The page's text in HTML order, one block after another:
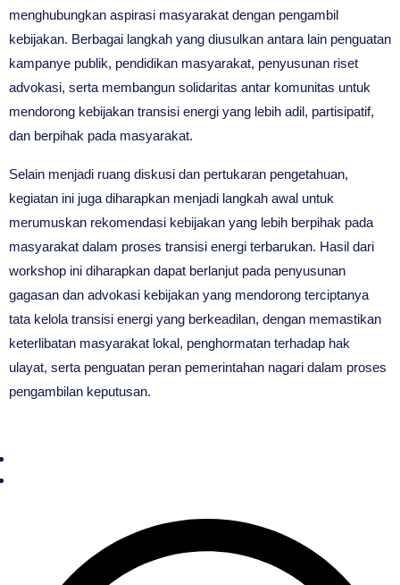
menghubungkan aspirasi masyarakat dengan pengambil
kebijakan. Berbagai langkah yang diusulkan antara lain penguatan
kampanye publik, pendidikan masyarakat, penyusunan riset
advokasi, serta membangun solidaritas antar komunitas untuk
mendorong kebijakan transisi energi yang lebih adil, partisipatif,
dan berpihak pada masyarakat.
Selain menjadi ruang diskusi dan pertukaran pengetahuan,
kegiatan ini juga diharapkan menjadi langkah awal untuk
merumuskan rekomendasi kebijakan yang lebih berpihak pada
masyarakat dalam proses transisi energi terbarukan. Hasil dari
workshop ini diharapkan dapat berlanjut pada penyusunan
gagasan dan advokasi kebijakan yang mendorong terciptanya
tata kelola transisi energi yang berkeadilan, dengan memastikan
keterlibatan masyarakat lokal, penghormatan terhadap hak
ulayat, serta penguatan peran pemerintahan nagari dalam proses
pengambilan keputusan.